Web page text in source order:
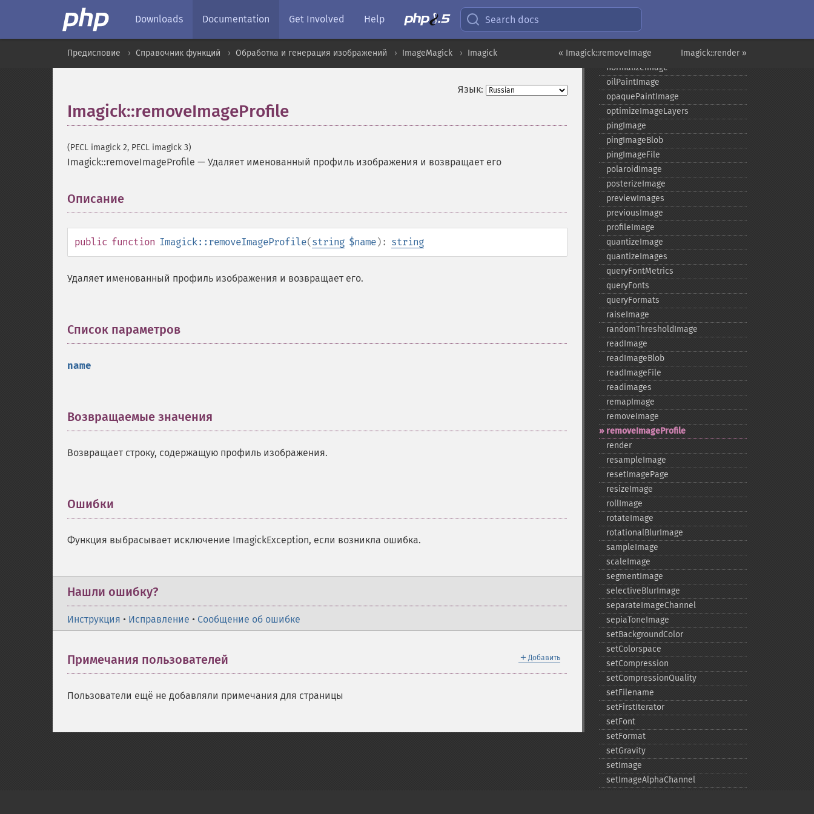
Downloads Documentation Get Involved Help Search docs
Imagick::render »
« Imagick::removeImage
Предисловие Справочник функций Обработка и генерация изображений ImageMagick Imagick
Язык:
Imagick::removeImageProfile
(PECL imagick 2, PECL imagick 3)
Imagick::removeImageProfile — Удаляет именованный профиль изображения и возвращает его
Описание
public function Imagick::removeImageProfile(string $name): string
Удаляет именованный профиль изображения и возвращает его.
Список параметров
name
Возвращаемые значения
Возвращает строку, содержащую профиль изображения.
Ошибки
Функция выбрасывает исключение ImagickException, если возникла ошибка.
Нашли ошибку?
Инструкция • Исправление • Сообщение об ошибке
＋ Добавить
Примечания пользователей
Пользователи ещё не добавляли примечания для страницы
negateImage
newPseudoImage
nextImage
normalizeImage
oilPaintImage
opaquePaintImage
optimizeImageLayers
pingImage
pingImageBlob
pingImageFile
polaroidImage
posterizeImage
previewImages
previousImage
profileImage
quantizeImage
quantizeImages
queryFontMetrics
queryFonts
queryFormats
raiseImage
randomThresholdImage
readImage
readImageBlob
readImageFile
readimages
remapImage
removeImage
removeImageProfile
render
resampleImage
resetImagePage
resizeImage
rollImage
rotateImage
rotationalBlurImage
sampleImage
scaleImage
segmentImage
selectiveBlurImage
separateImageChannel
sepiaToneImage
setBackgroundColor
setColorspace
setCompression
setCompressionQuality
setFilename
setFirstIterator
setFont
setFormat
setGravity
setImage
setImageAlphaChannel